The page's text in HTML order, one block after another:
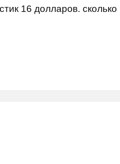
16 долларов. сколько